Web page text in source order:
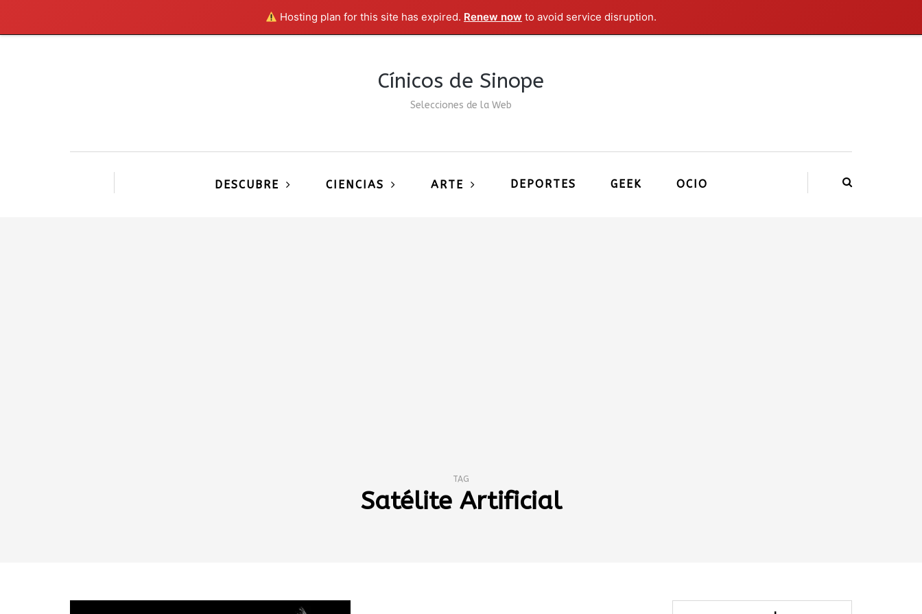
Hosting plan for this site has expired. Renew now to avoid service disruption.
Cínicos de Sinope
Selecciones de la Web
DESCUBRE CIENCIAS ARTE DEPORTES GEEK OCIO
TAG
Satélite Artificial